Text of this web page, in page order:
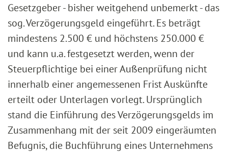
Gesetzgeber - bisher weitgehend unbemerkt - das
sog. Verzögerungsgeld eingeführt. Es beträgt
mindestens 2.500 € und höchstens 250.000 €
und kann u.a. festgesetzt werden, wenn der
Steuerpflichtige bei einer Außenprüfung nicht
innerhalb einer angemessenen Frist Auskünfte
erteilt oder Unterlagen vorlegt. Ursprünglich
stand die Einführung des Verzögerungsgelds im
Zusammenhang mit der seit 2009 eingeräumten
Befugnis, die Buchführung eines Unternehmens